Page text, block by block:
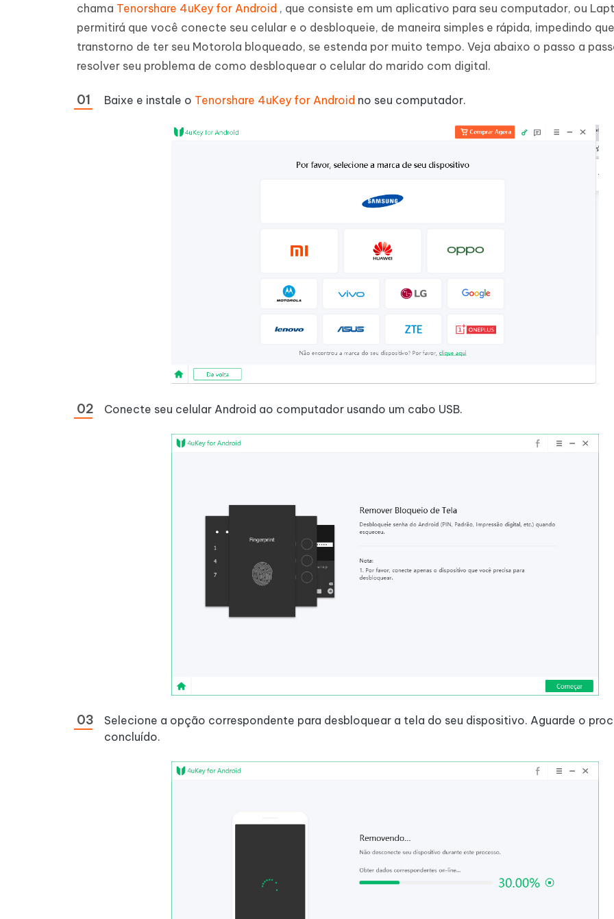
chama Tenorshare 4uKey for Android , que consiste em um aplicativo para seu computador, ou
permitirá que você conecte seu celular e o desbloqueie, de maneira simples e rápida, impedindo
transtorno de ter seu Motorola bloqueado, se estenda por muito tempo. Veja abaixo o passo a
resolver seu problema de como desbloquear o celular do marido com digital.
Baixe e instale o Tenorshare 4uKey for Android no seu computador.
Conecte seu celular Android ao computador usando um cabo USB.
Selecione a opção correspondente para desbloquear a tela do seu dispositivo. Aguarde o
concluído.